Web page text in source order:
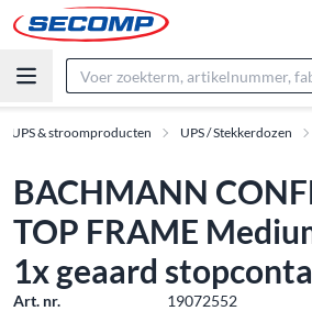
UPS & stroomproducten UPS / Stekkerdozen
BACHMANN
TOP FRAME
1x geaard
Art. nr.
19072552